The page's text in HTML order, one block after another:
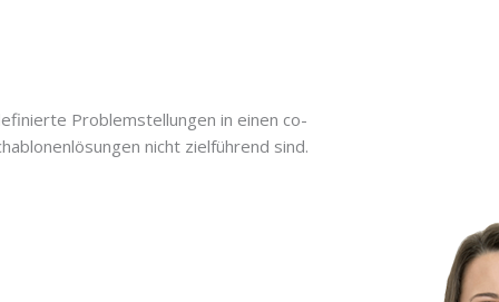
Problemstellungen in einen co-
nicht zielführend sind.